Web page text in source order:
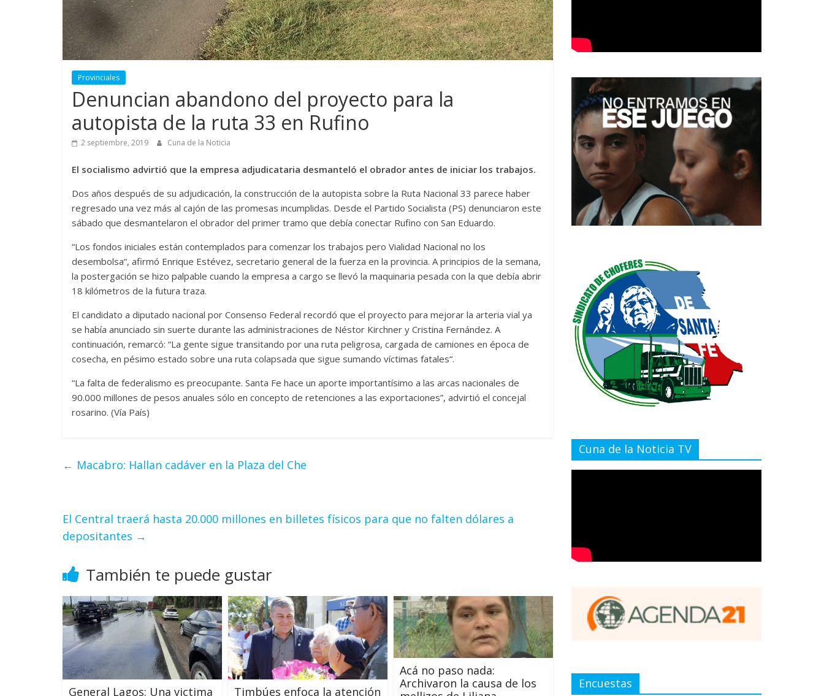
Provinciales
Denuncian abandono del proyecto para la
autopista de la ruta 33 en Rufino
2 septiembre, 2019 Cuna de la Noticia
El socialismo advirtió que la empresa adjudicataria desmanteló el obrador antes de iniciar los trabajos.
Dos años después de su adjudicación, la construcción de la autopista sobre la Ruta Nacional 33 parece haber
regresado una vez más al cajón de las promesas incumplidas. Desde el Partido Socialista (PS) denunciaron este
sábado que desmantelaron el obrador del primer tramo que debía conectar Rufino con San Eduardo.
“Los fondos iniciales están contemplados para comenzar los trabajos pero Vialidad Nacional no los
desembolsa“, afirmó Enrique Estévez, secretario general de la fuerza en la provincia. A principios de la semana,
la postergación se hizo palpable cuando la empresa a cargo se llevó la maquinaria pesada con la que debía abrir
18 kilómetros de la futura traza.
El candidato a diputado nacional por Consenso Federal recordó que el proyecto para mejorar la arteria vial ya
se había anunciado sin suerte durante las administraciones de Néstor Kirchner y Cristina Fernández. A
continuación, remarcó: “La gente sigue transitando por una ruta peligrosa, cargada de camiones en época de
cosecha, en pésimo estado sobre una ruta colapsada que sigue sumando víctimas fatales“.
“La falta de federalismo es preocupante. Santa Fe hace un aporte importantísimo a las arcas nacionales de
90.000 millones de pesos anuales sólo en concepto de retenciones a las exportaciones”, advirtió el concejal
rosarino. (Vía País)
← Macabro: Hallan cadáver en la Plaza del Che
El Central traerá hasta 20.000 millones en billetes físicos para que no falten dólares a
depositantes →
También te puede gustar
General Lagos: Una victima
Timbúes enfoca la atención
Acá no paso nada:
Archivaron la causa de los
Cuna de la Noticia TV
Encuestas